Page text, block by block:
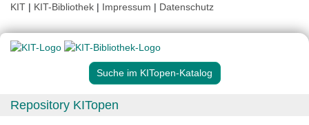
KIT | KIT-Bibliothek | Impressum | Datenschutz
Suche im KITopen-Katalog
Repository KITopen